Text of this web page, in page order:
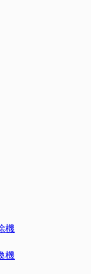
機
機